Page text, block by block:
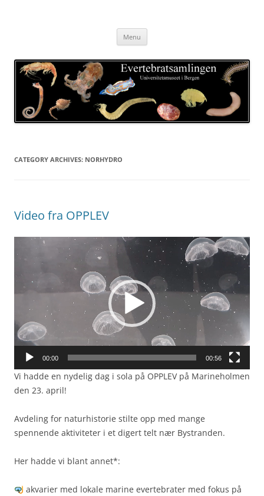
Menu
CATEGORY ARCHIVES: NORHYDRO
Video fra OPPLEV
Video
Player
00:00 00:56
Vi hadde en nydelig dag i sola på OPPLEV på Marineholmen
den 23. april!
Avdeling for naturhistorie stilte opp med mange
spennende aktiviteter i et digert telt nær Bystranden.
Her hadde vi blant annet*:
akvarier med lokale marine evertebrater med fokus på